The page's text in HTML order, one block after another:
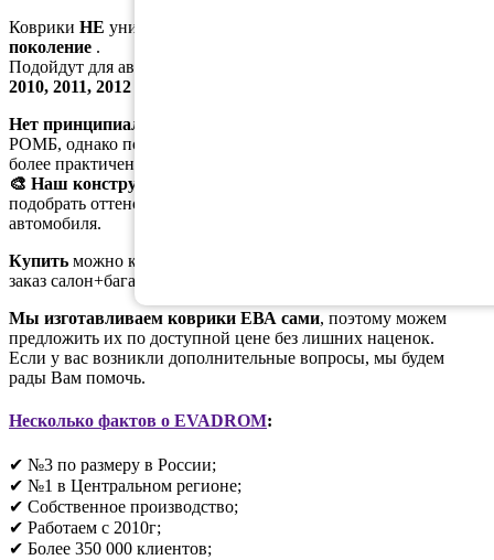
Коврики НЕ универсальные, идут именно для
поколение .
Подойдут для автомобилей выпуска
2010, 2011, 2012
Нет принципиальной разницы
РОМБ, однако по отзывам наших клиентов - материал
более практичен в использовании.
🎨 Наш конструктор цветов
подобрать оттенок, соответствующий цвету вашего
автомобиля.
Купить можно как коврики в салон, так и в багажник. На
заказ салон+багажник идёт скидка
Мы изготавливаем коврики ЕВА сами, поэтому можем
предложить их по доступной цене без лишних наценок.
Если у вас возникли дополнительные вопросы, мы будем
рады Вам помочь.
Несколько фактов о EVADROM:
✔ №3 по размеру в России;
✔ №1 в Центральном регионе;
✔ Собственное производство;
✔ Работаем с 2010г;
✔ Более 350 000 клиентов;​